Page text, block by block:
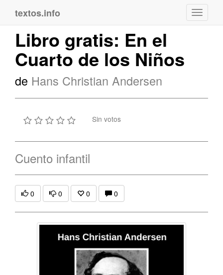
textos.info
Libro gratis: En el
Cuarto de los Niños
de Hans Christian Andersen
Sin votos
Cuento infantil
0 0 0 0